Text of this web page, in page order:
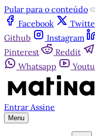
Pular para o conteúdo
Facebook
Github
Instagram
Pinterest
Reddit
Whatsapp
Entrar Assine
Menu